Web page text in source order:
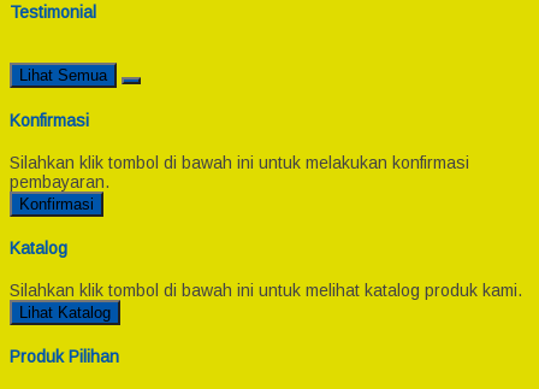
Testimonial
Lihat Semua
Konfirmasi
Silahkan klik tombol di bawah ini untuk melakukan konfirmasi
pembayaran.
Konfirmasi
Katalog
Silahkan klik tombol di bawah ini untuk melihat katalog produk kami.
Lihat Katalog
Produk Pilihan